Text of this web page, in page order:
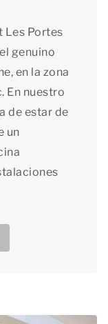
Les Portes
genuino
en la zona
En nuestro
de estar de
un